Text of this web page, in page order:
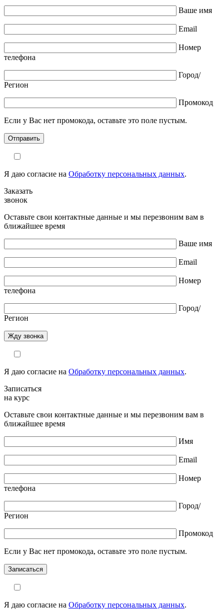
Ваше имя
Email
Номер
телефона
Город/
Регион
Промокод
Если у Вас нет промокода, оставьте это поле пустым.
Я даю согласие на Обработку персональных данных.
Заказать
звонок
Оставьте свои контактные данные и мы перезвоним вам в
ближайшее время
Ваше имя
Email
Номер
телефона
Город/
Регион
Я даю согласие на Обработку персональных данных.
Записаться
на курс
Оставьте свои контактные данные и мы перезвоним вам в
ближайшее время
Имя
Email
Номер
телефона
Город/
Регион
Промокод
Если у Вас нет промокода, оставьте это поле пустым.
Я даю согласие на Обработку персональных данных.